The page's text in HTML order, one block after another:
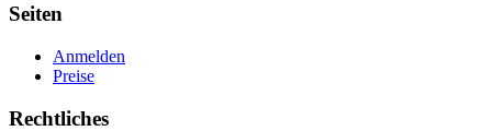
Seiten
Anmelden
Preise
Rechtliches